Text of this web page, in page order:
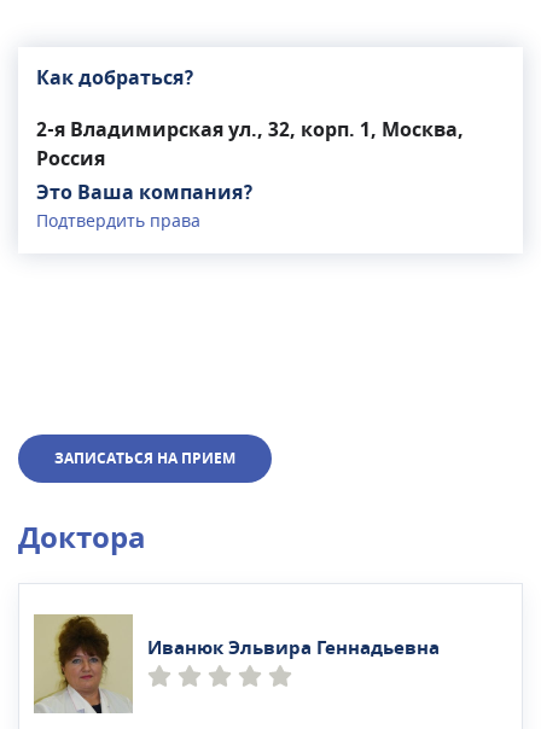
Как добраться?
2-я Владимирская ул., 32, корп. 1, Москва,
Россия
Это Ваша компания?
Подтвердить права
ЗАПИСАТЬСЯ НА ПРИЕМ
Доктора
Иванюк Эльвира Геннадьевна